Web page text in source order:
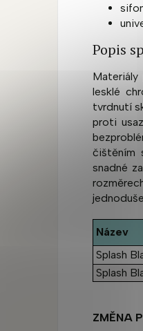
Popis
lesklé
tvrdnutí
proti
čištěním
snadné
Název
Splash
Splash
ZMĚNA